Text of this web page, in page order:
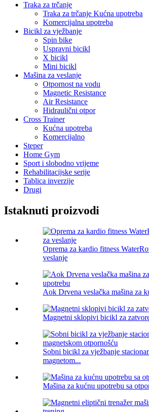
Traka za trčanje
Traka za trčanje Kućna upotreba
Komercijalna upotreba
Bicikl za vježbanje
Spin bike
Uspravni bicikl
X bicikl
Mini bicikl
Mašina za veslanje
Otpornost na vodu
Magnetic Resistance
Air Resistance
Hidraulični otpor
Cross Trainer
Kućna upotreba
Komercijalno
Steper
Home Gym
Sport i slobodno vrijeme
Rehabilitacijske serije
Tablica inverzije
Drugi
Istaknuti proizvodi
Oprema za kardio fitness
veslanje
Aok Drvena veslačka mašina za
Magnetni sklopivi bicikl za
Sobni bicikl za vježbanje
magnetom...
Mašina za kućnu upotrebu sa